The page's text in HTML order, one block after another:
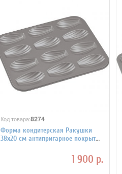
Код товара:8274
Форма кондитерская Ракушки
38х20 см антипригарное покрытие
1 900 р.